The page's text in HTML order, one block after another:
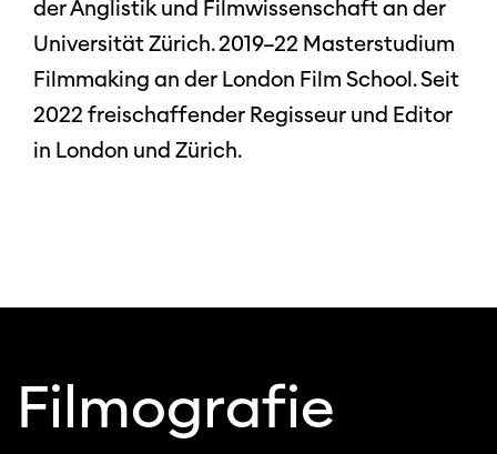
der Anglistik und Filmwissenschaft an der
Universität Zürich. 2019–22 Masterstudium
Filmmaking an der London Film School. Seit
2022 freischaffender Regisseur und Editor
in London und Zürich.
Filmografie